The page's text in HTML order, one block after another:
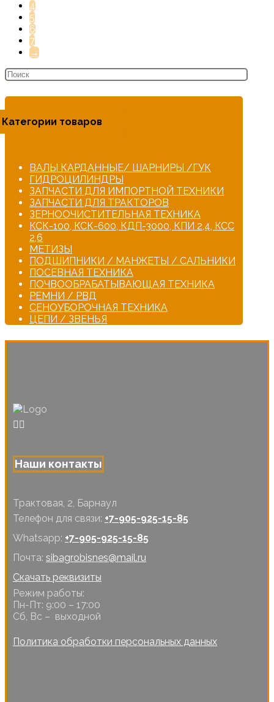
4
5
6
7
→
Категории товаров
ВАЛЫ КАРДАННЫЕ/ ШАРНИРЫ /ГУК
ГИДРОЦИЛИНДРЫ
ЗАПЧАСТИ ДЛЯ ИМПОРТНОЙ ТЕХНИКИ
ЗАПЧАСТИ ДЛЯ ТРАКТОРОВ
ЗЕРНООЧИСТИТЕЛЬНАЯ ТЕХНИКА
КСК-100, КСК-600, КДП-3000, КПИ 2,4, КСС
2,6
МЕТИЗЫ
ПОДШИПНИКИ / МАНЖЕТЫ / САЛЬНИКИ
ПОСЕВНАЯ ТЕХНИКА
ПОЧВООБРАБАТЫВАЮЩАЯ ТЕХНИКА
РЕМНИ / РВД
СЕНОУБОРОЧНАЯ ТЕХНИКА
ЦЕПИ / ЗВЕНЬЯ
Наши контакты
Трактовая, 2, Барнаул
Телефон для связи: +7-905-925-15-85
Whatsapp: +7-905-925-15-85
Почта: sibagrobisnes@mail.ru
Скачать реквизиты
Режим работы:
Пн-Пт: 9:00 – 17:00
Сб, Вс – выходной
Политика обработки персональных данных